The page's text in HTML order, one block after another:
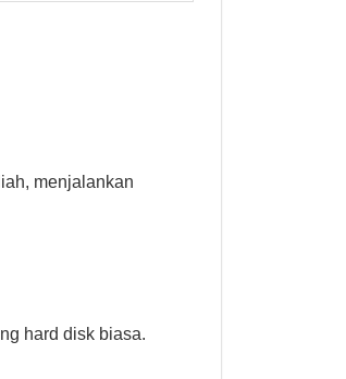
menjalankan
hard disk biasa.